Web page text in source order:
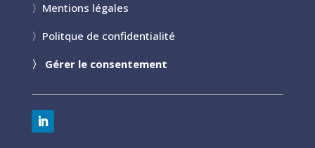
〉 Mentions légales
〉 Politque de confidentialité
〉 Gérer le consentement